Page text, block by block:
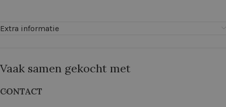
Extra informatie
Vaak samen gekocht met
CONTACT